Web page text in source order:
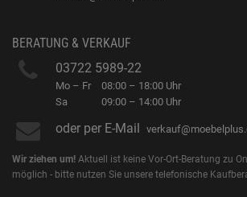
BERATUNG & VERKAUF
03722 5989-22
Mo – Fr
Sa
08:00 – 18:00 Uhr
09:00 – 14:00 Uhr
oder per E-Mail
Wir ziehen um! Aktuell ist keine Vor-Ort-Beratung zu
möglich - bitte nutzen Sie unsere telefonische